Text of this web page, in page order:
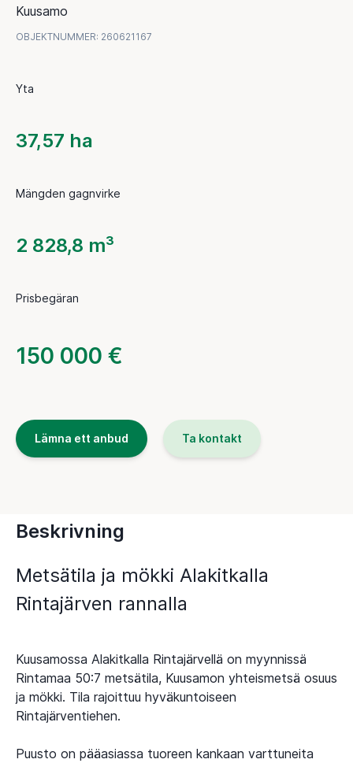
Kuusamo
OBJEKTNUMMER: 260621167
Yta
37,57 ha
Mängden gagnvirke
2 828,8 m³
Prisbegäran
150 000 €
Lämna ett anbud Ta kontakt
Beskrivning
Metsätila ja mökki Alakitkalla
Rintajärven rannalla
Kuusamossa Alakitkalla Rintajärvellä on myynnissä
Rintamaa 50:7 metsätila, Kuusamon yhteismetsä osuus
ja mökki. Tila rajoittuu hyväkuntoiseen
Rintajärventiehen.
Puusto on pääasiassa tuoreen kankaan varttuneita